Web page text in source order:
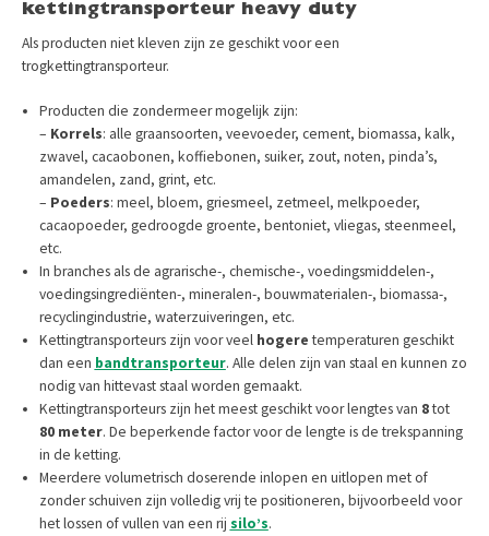
kettingtransporteur heavy duty
Als producten niet kleven zijn ze geschikt voor een
trogkettingtransporteur.
Producten die zondermeer mogelijk zijn:
– Korrels: alle graansoorten, veevoeder, cement, biomassa, kalk,
zwavel, cacaobonen, koffiebonen, suiker, zout, noten, pinda’s,
amandelen, zand, grint, etc.
– Poeders: meel, bloem, griesmeel, zetmeel, melkpoeder,
cacaopoeder, gedroogde groente, bentoniet, vliegas, steenmeel,
etc.
In branches als de agrarische-, chemische-, voedingsmiddelen-,
voedingsingrediënten-, mineralen-, bouwmaterialen-, biomassa-,
recyclingindustrie, waterzuiveringen, etc.
Kettingtransporteurs zijn voor veel hogeretemperaturen geschikt
dan een bandtransporteur. Alle delen zijn van staal en kunnen zo
nodig van hittevast staal worden gemaakt.
Kettingtransporteurs zijn het meest geschikt voor lengtes van 8tot
80 meter. De beperkende factor voor de lengte is de trekspanning
in de ketting.
Meerdere volumetrisch doserende inlopen en uitlopen met of
zonder schuiven zijn volledig vrij te positioneren, bijvoorbeeld voor
het lossen of vullen van een rij silo’s.